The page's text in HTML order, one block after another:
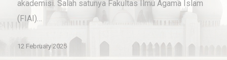
akademisi. Salah satunya Fakultas Ilmu Agama Islam
(FIAI)…
12 February 2025